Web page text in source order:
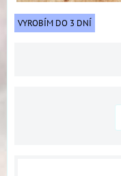
VYROBÍM DO 3 DNÍ